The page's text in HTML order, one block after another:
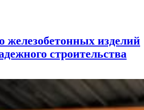
железобетонных изделий
строительства